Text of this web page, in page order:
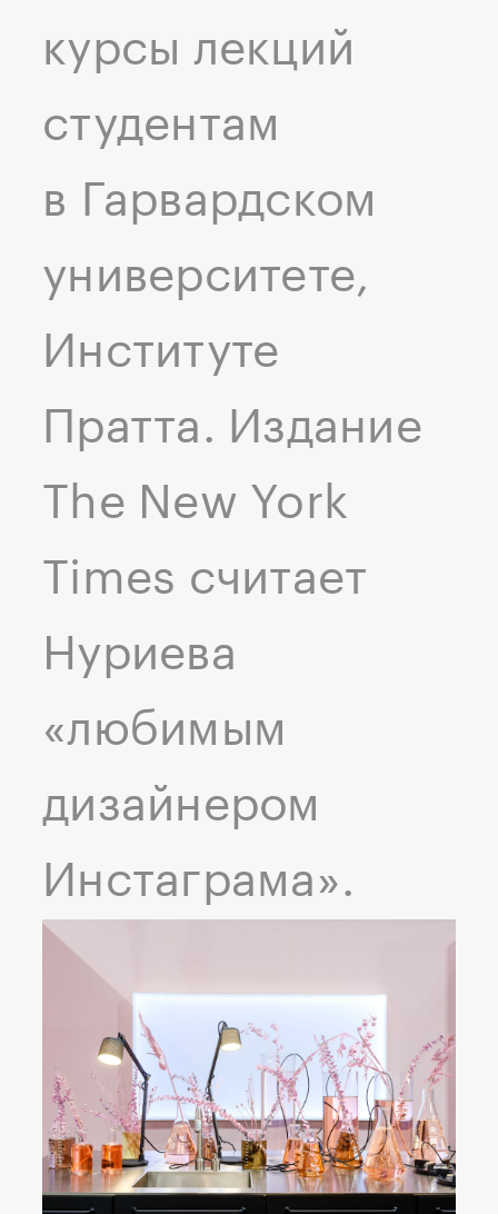
курсы лекций
студентам
в Гарвардском
университете,
Институте
Пратта. Издание
The New York
Times считает
Нуриева
«любимым
дизайнером
Инстаграма».